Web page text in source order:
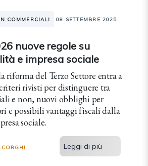
COMMERCIALI 08 SETTEMBRE 2025
nuove regole su
e impresa sociale
riforma del Terzo Settore entra a
rivisti per distinguere tra
e non, nuovi obblighi per
e possibili vantaggi fiscali dalla
sociale.
Leggi di più